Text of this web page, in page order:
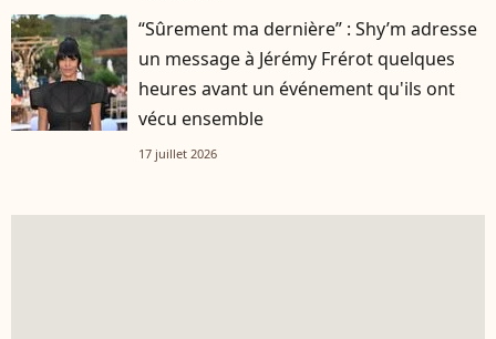
“Sûrement ma dernière” : Shy’m adresse
un message à Jérémy Frérot quelques
heures avant un événement qu'ils ont
vécu ensemble
17 juillet 2026